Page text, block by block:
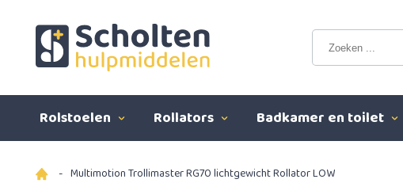
Rolstoelen Rollators Badkamer en toilet
- Multimotion Trollimaster RG70 lichtgewicht Rollator LOW